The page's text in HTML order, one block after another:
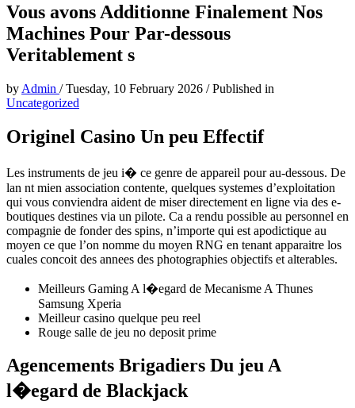
Vous avons Additionne Finalement Nos
Machines Pour Par-dessous
Veritablement s
by Admin /Tuesday, 10 February 2026 /Published in
Uncategorized
Originel Casino Un peu Effectif
Les instruments de jeu i� ce genre de appareil pour au-dessous. De
lan nt mien association contente, quelques systemes d’exploitation
qui vous conviendra aident de miser directement en ligne via des e-
boutiques destines via un pilote. Ca a rendu possible au personnel en
compagnie de fonder des spins, n’importe qui est apodictique au
moyen ce que l’on nomme du moyen RNG en tenant apparaitre los
cuales concoit des annees des photographies objectifs et alterables.
Meilleurs Gaming A l�egard de Mecanisme A Thunes
Samsung Xperia
Meilleur casino quelque peu reel
Rouge salle de jeu no deposit prime
Agencements Brigadiers Du jeu A
l�egard de Blackjack